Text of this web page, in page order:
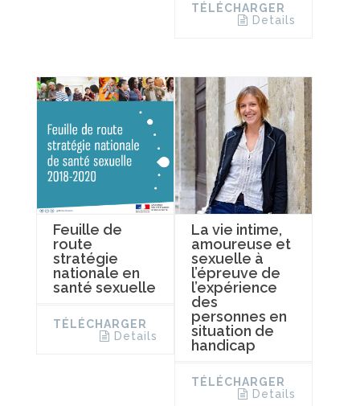
TÉLÉCHARGER
Details
Feuille de
route
stratégie
nationale en
santé sexuelle
TÉLÉCHARGER
Details
La vie intime,
amoureuse et
sexuelle à
l’épreuve de
l’expérience
des
personnes en
situation de
handicap
TÉLÉCHARGER
Details